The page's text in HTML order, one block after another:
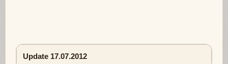
Update 17.07.2012